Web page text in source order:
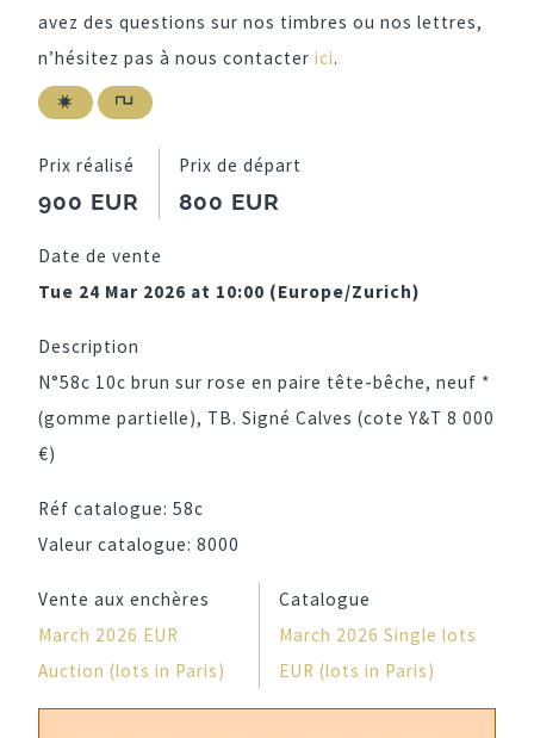
avez des questions sur nos timbres ou nos lettres,
n’hésitez pas à nous contacter ici.
Prix réalisé
900 EUR
Prix de départ
800 EUR
Date de vente
Tue 24 Mar 2026 at 10:00 (Europe/Zurich)
Description
N°58c 10c brun sur rose en paire tête-bêche, neuf *
(gomme partielle), TB. Signé Calves (cote Y&T 8 000
€)
Réf catalogue: 58c
Valeur catalogue: 8000
Vente aux enchères
March 2026 EUR
Auction (lots in Paris)
Catalogue
March 2026 Single lots
EUR (lots in Paris)